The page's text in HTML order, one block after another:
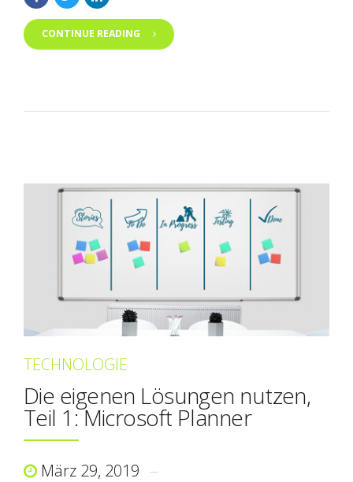
CONTINUE READING
TECHNOLOGIE
Die eigenen Lösungen nutzen,
Teil 1: Microsoft Planner
März 29, 2019